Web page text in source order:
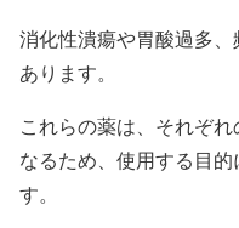
消化性潰瘍や胃酸過多
あります。
これらの薬は、それぞ
なるため、使用する目
す。